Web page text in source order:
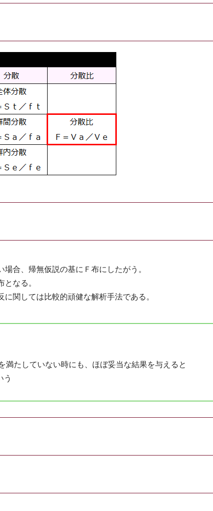
合、帰無仮説の基にＦ布にしたがう。
なる。
関しては比較的頑健な解析手法である。
たしていない時にも、ほぼ妥当な結果を与えると
う